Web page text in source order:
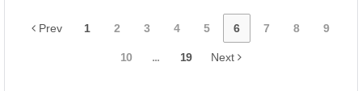
Prev 1 2 3 4 5 6 7 8 9
10 ... 19 Next